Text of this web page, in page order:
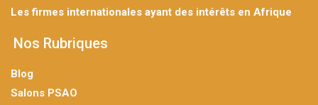
Les firmes internationales ayant des intérêts en Afrique
Nos Rubriques
Blog
Salons PSAO